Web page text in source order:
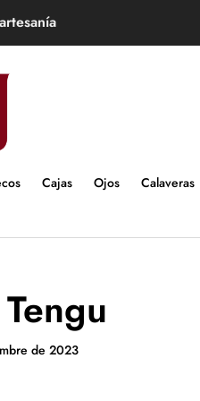
Cajas Ojos Calaveras
de 2023